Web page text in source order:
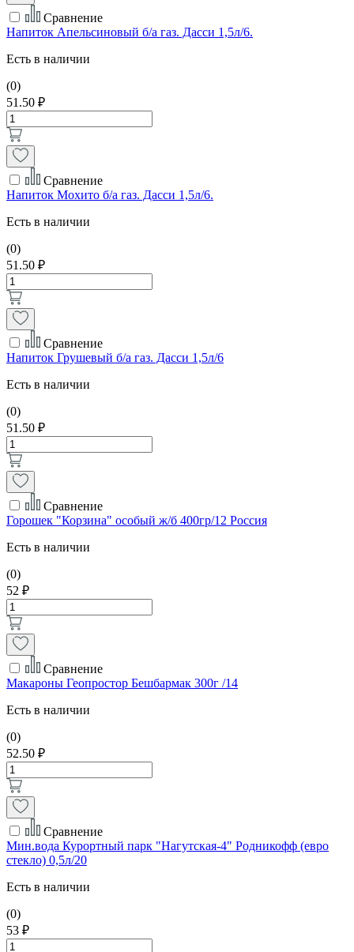
Сравнение
Напиток Апельсиновый б/а газ. Дасси 1,5л/6.
Есть в наличии
(0)
51.50 ₽
Сравнение
Напиток Мохито б/а газ. Дасси 1,5л/6.
Есть в наличии
(0)
51.50 ₽
Сравнение
Напиток Грушевый б/а газ. Дасси 1,5л/6
Есть в наличии
(0)
51.50 ₽
Сравнение
Горошек "Корзина" особый ж/б 400гр/12 Россия
Есть в наличии
(0)
52 ₽
Сравнение
Макароны Геопростор Бешбармак 300г /14
Есть в наличии
(0)
52.50 ₽
Сравнение
Мин.вода Курортный парк "Нагутская-4" Родникофф (евро
стекло) 0,5л/20
Есть в наличии
(0)
53 ₽